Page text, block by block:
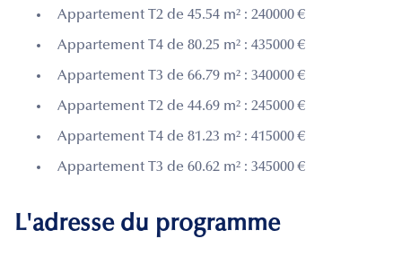
Appartement T2 de 45.54 m² : 240000 €
Appartement T4 de 80.25 m² : 435000 €
Appartement T3 de 66.79 m² : 340000 €
Appartement T2 de 44.69 m² : 245000 €
Appartement T4 de 81.23 m² : 415000 €
Appartement T3 de 60.62 m² : 345000 €
L'adresse du programme